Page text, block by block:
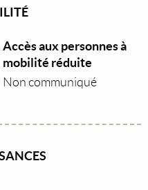
Accès aux personnes à
mobilité réduite
Non communiqué